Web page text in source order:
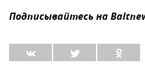
Подписывайтесь на